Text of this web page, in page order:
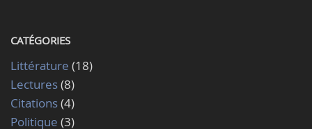
CATÉGORIES
Littérature (18)
Lectures(8)
Citations(4)
Politique (3)